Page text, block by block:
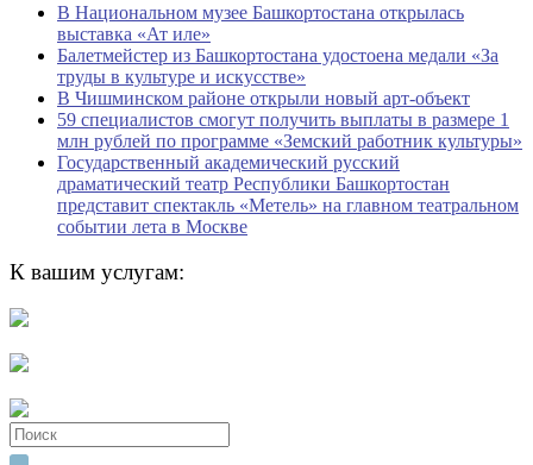
В Национальном музее Башкортостана открылась
выставка «Ат иле»
Балетмейстер из Башкортостана удостоена медали «За
труды в культуре и искусстве»
В Чишминском районе открыли новый арт-объект
59 специалистов смогут получить выплаты в размере 1
млн рублей по программе «Земский работник культуры»
Государственный академический русский
драматический театр Республики Башкортостан
представит спектакль «Метель» на главном театральном
событии лета в Москве
К вашим услугам:
Search
for: